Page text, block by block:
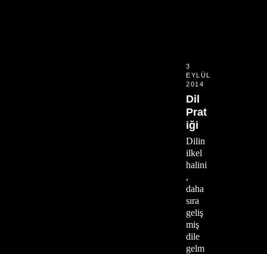
3
EYLÜL
2014
Dil
Prat
iği
Dilin
ilkel
halini
,
daha
sıra
geliş
miş
dile
gelm